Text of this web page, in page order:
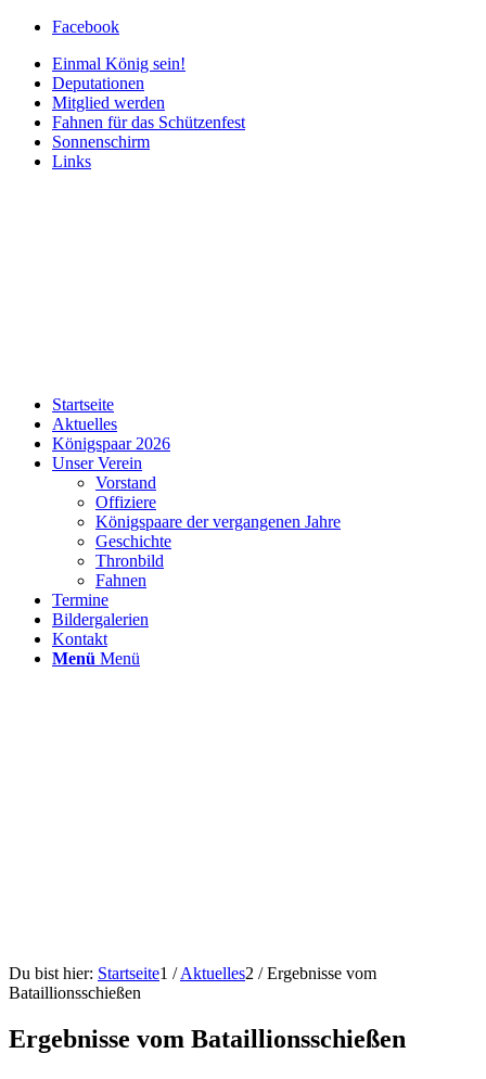
Facebook
Einmal König sein!
Deputationen
Mitglied werden
Fahnen für das Schützenfest
Sonnenschirm
Links
Startseite
Aktuelles
Königspaar 2026
Unser Verein
Vorstand
Offiziere
Königspaare der vergangenen Jahre
Geschichte
Thronbild
Fahnen
Termine
Bildergalerien
Kontakt
Menü Menü
Du bist hier: Startseite1 / Aktuelles2 / Ergebnisse vom
Bataillionsschießen
Ergebnisse vom Bataillionsschießen